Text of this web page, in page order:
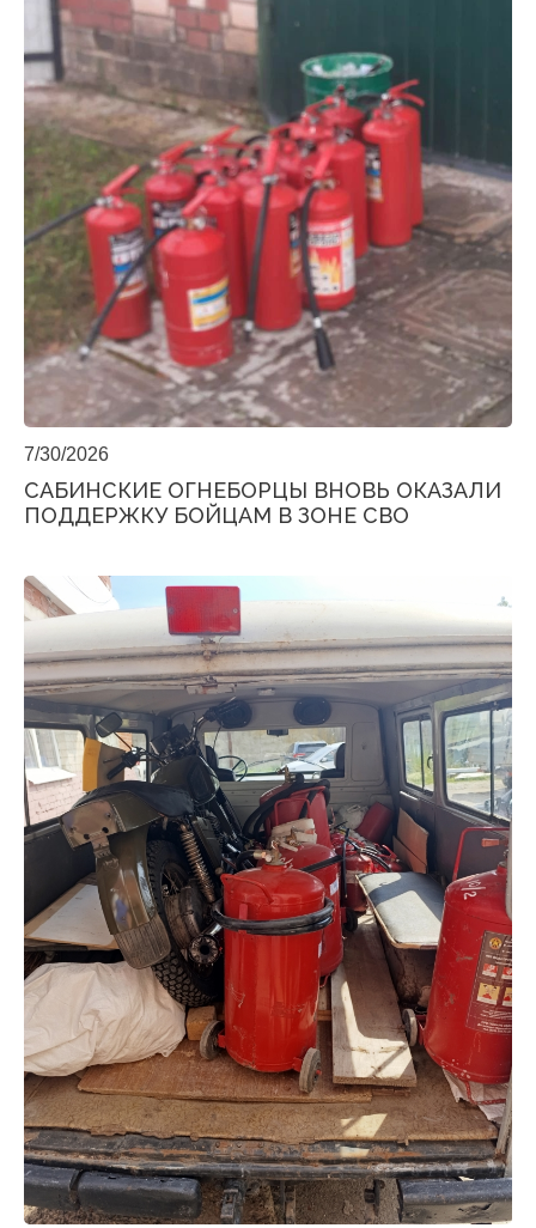
7/30/2026
САБИНСКИЕ ОГНЕБОРЦЫ ВНОВЬ ОКАЗАЛИ
ПОДДЕРЖКУ БОЙЦАМ В ЗОНЕ СВО